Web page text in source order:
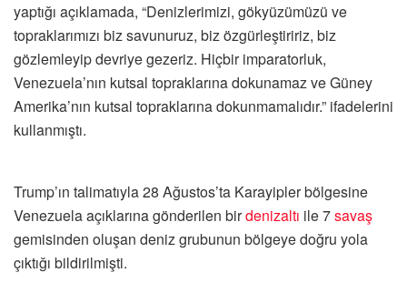
yaptığı açıklamada, “Denizlerimizi, gökyüzümüzü ve
topraklarımızı biz savunuruz, biz özgürleştiririz, biz
gözlemleyip devriye gezeriz. Hiçbir imparatorluk,
Venezuela’nın kutsal topraklarına dokunamaz ve Güney
Amerika’nın kutsal topraklarına dokunmamalıdır.” ifadelerini
kullanmıştı.
​​​​​​​Trump’ın talimatıyla 28 Ağustos’ta Karayipler bölgesine
Venezuela açıklarına gönderilen birdenizaltı ile 7savaş
gemisinden oluşan deniz grubunun bölgeye doğru yola
çıktığı bildirilmişti.